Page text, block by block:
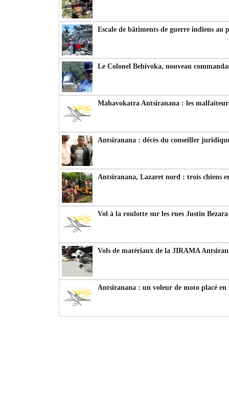
Escale de bâtiments de guerre indiens au
Le Colonel Behivoka, nouveau
Mahavokatra Antsiranana : les
Antsiranana : décès du conseiller
Antsiranana, Lazaret nord : trois chiens
Vol à la roulotte sur les rues Justin
Vols de matériaux de la JIRAMA
Antsiranana : un voleur de moto placé en